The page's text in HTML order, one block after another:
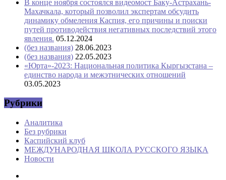
В конце ноября состоялся видеомост Баку-Астрахань-
Махачкала, который позволил экспертам обсудить
динамику обмеления Каспия, его причины и поиски
путей противодействия негативных последствий этого
явления. 05.12.2024
(без названия) 28.06.2023
(без названия) 22.05.2023
«Юрта»-2023: Национальная политика Кыргызстана –
единство народа и межэтнических отношений
03.05.2023
Рубрики
Аналитика
Без рубрики
Каспийский клуб
МЕЖДУНАРОДНАЯ ШКОЛА РУССКОГО ЯЗЫКА
Новости